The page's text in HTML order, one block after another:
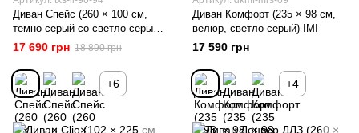
Диван Спейс (260 × 100 см,
темно-серый со светло-серым)
IMI Premium
17 690 грн 18 890 грн
+6
Диван Комфорт (235 × 98 см,
велюр, светло-серый) IMI
17 590 грн
+4